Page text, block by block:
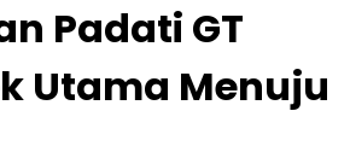
Padati GT
Utama Menuju